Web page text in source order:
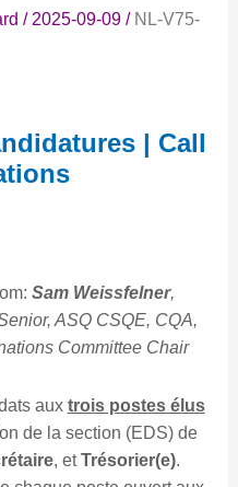
/ 2025-09-09 / NL-V75-
| Call
Sam Weissfelner,
ASQ CSQE, CQA,
Committee Chair
aux trois postes élus
de la section (EDS) de
, etTrésorier(e).